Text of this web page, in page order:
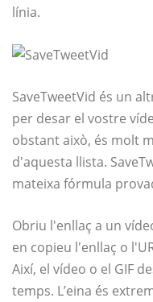
línia.
SaveTweetVid és un
per desar el vostre
obstant això, és molt
d'aquesta llista.
mateixa fórmula
Obriu l'enllaç a un
en copieu l'enllaç o
Així, el vídeo o el GIF
temps. L’eina és